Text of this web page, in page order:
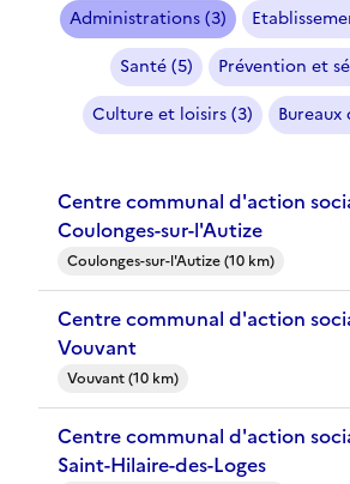
Administrations (3)
Santé (5)
Prévention et
Culture et loisirs (3)
Bureaux
Centre communal d'action sociale (CCAS) -
Coulonges-sur-l'Autize
Coulonges-sur-l'Autize (10 km)
Centre communal d'action sociale (CCAS) -
Vouvant
Vouvant (10 km)
Centre communal d'action sociale (CCAS) -
Saint-Hilaire-des-Loges